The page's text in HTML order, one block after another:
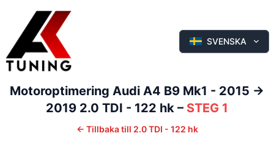
SVENSKA
Motoroptimering Audi A4 B9 Mk1 - 2015 ->
2019 2.0 TDI - 122 hk – STEG 1
← Tillbaka till 2.0 TDI - 122 hk